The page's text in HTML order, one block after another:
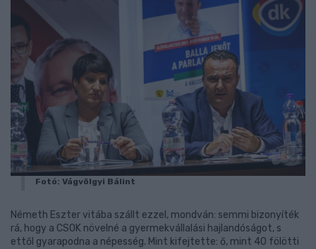
Fotó: Vágvölgyi Bálint
Németh Eszter vitába szállt ezzel, mondván: semmi bizonyíték
rá, hogy a CSOK növelné a gyermekvállalási hajlandóságot, s
ettől gyarapodna a népesség. Mint kifejtette: ő, mint 40 fölötti